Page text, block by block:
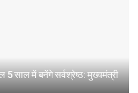
5 साल में बनेंगे सर्वश्रेष्ठ: मुख्यमंत्री